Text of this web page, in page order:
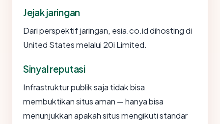
Jejak jaringan
Dari perspektif jaringan, esia.co.id dihosting di
United States melalui 20i Limited.
Sinyal reputasi
Infrastruktur publik saja tidak bisa
membuktikan situs aman — hanya bisa
menunjukkan apakah situs mengikuti standar